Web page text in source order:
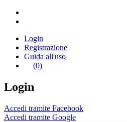
Login
Registrazione
Guida all'uso
(0)
Login
Accedi tramite Facebook
Accedi tramite Google